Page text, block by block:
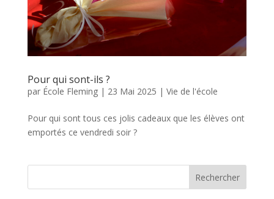
Pour qui sont-ils ?
par École Fleming| 23 Mai 2025 | Vie de l'école
Pour qui sont tous ces jolis cadeaux que les élèves ont
emportés ce vendredi soir ?